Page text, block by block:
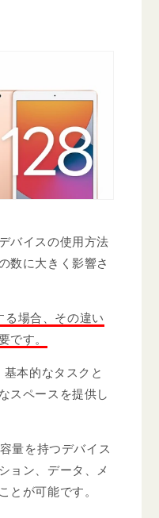
バイスの使用方法
数に大きく影響さ
る場合、その違い
です。
本的なタスクと
スペースを提供し
量を持つデバイス
ョン、データ、メ
とが可能です。